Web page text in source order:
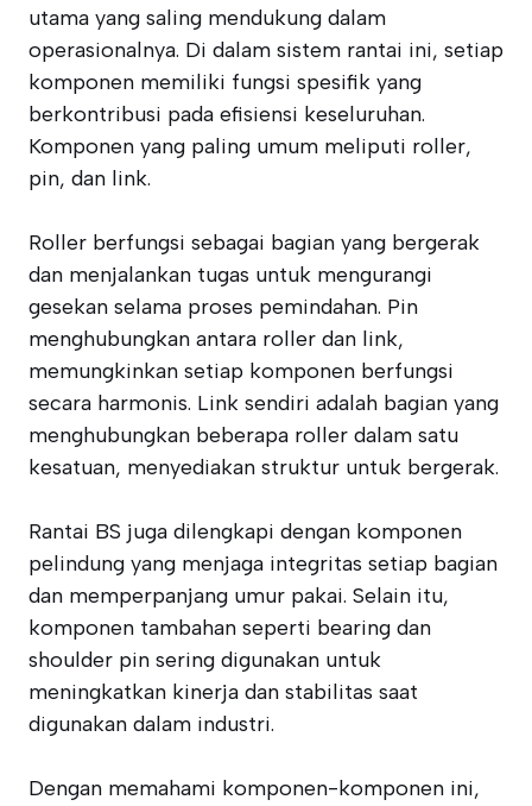
utama yang saling mendukung dalam
operasionalnya. Di dalam sistem rantai ini, setiap
komponen memiliki fungsi spesifik yang
berkontribusi pada efisiensi keseluruhan.
Komponen yang paling umum meliputi roller,
pin, dan link.
Roller berfungsi sebagai bagian yang bergerak
dan menjalankan tugas untuk mengurangi
gesekan selama proses pemindahan. Pin
menghubungkan antara roller dan link,
memungkinkan setiap komponen berfungsi
secara harmonis. Link sendiri adalah bagian yang
menghubungkan beberapa roller dalam satu
kesatuan, menyediakan struktur untuk bergerak.
Rantai BS juga dilengkapi dengan komponen
pelindung yang menjaga integritas setiap bagian
dan memperpanjang umur pakai. Selain itu,
komponen tambahan seperti bearing dan
shoulder pin sering digunakan untuk
meningkatkan kinerja dan stabilitas saat
digunakan dalam industri.
Dengan memahami komponen-komponen ini,